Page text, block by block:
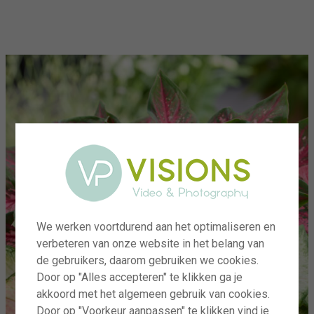
We werken voortdurend aan het optimaliseren en
verbeteren van onze website in het belang van
de gebruikers, daarom gebruiken we cookies.
Door op "Alles accepteren" te klikken ga je
akkoord met het algemeen gebruik van cookies.
Door op "Voorkeur aanpassen" te klikken vind je